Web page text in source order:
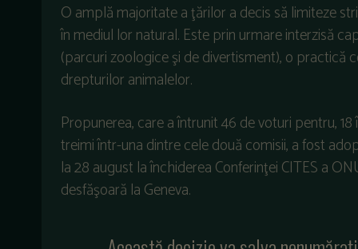
O amplă majoritate a ţărilor a decis să limiteze
în mediul lor natural. Este prin urmare interzisă
(parcuri zoologice şi de divertisment), o practică
drepturilor animalelor.
Propunerea, care a întrunit 46 de voturi pentru,
treimi într-una dintre cele două comisii, a fost
la 28 august la închiderea Conferinţei CITES a
desfăşoară la Geneva.